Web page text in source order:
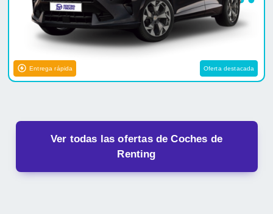
Entrega rápida Oferta destacada
Ver todas las ofertas de Coches de
Renting